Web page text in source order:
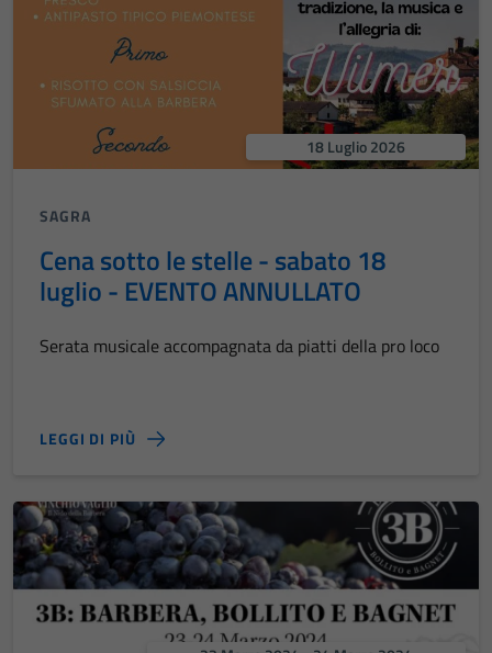
18 Luglio 2026
SAGRA
Cena sotto le stelle - sabato 18
luglio - EVENTO ANNULLATO
Serata musicale accompagnata da piatti della pro loco
LEGGI DI PIÙ